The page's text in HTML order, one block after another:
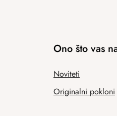
Ono što vas
Noviteti
Originalni pokloni